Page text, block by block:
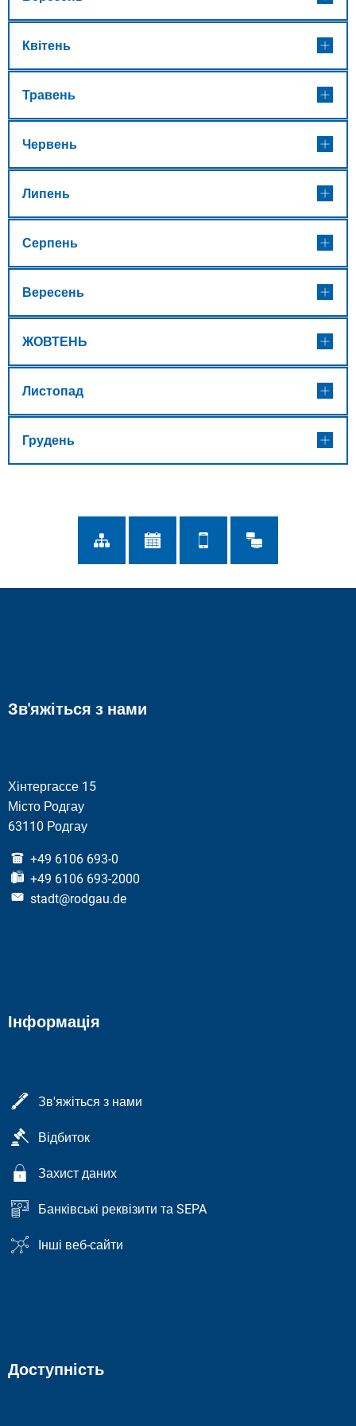
Квітень
Травень
Червень
Липень
Серпень
Вересень
ЖОВТЕНЬ
Листопад
Грудень
Зв'яжіться з нами
Хінтергассе 15
Місто Родгау
63110 Родгау
+49 6106 693-0
+49 6106 693-2000
stadt@rodgau.de
Інформація
Зв'яжіться з нами
Відбиток
Захист даних
Банківські реквізити та SEPA
Інші веб-сайти
Доступність